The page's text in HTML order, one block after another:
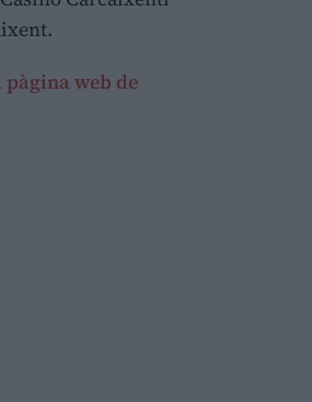
pàgina web de